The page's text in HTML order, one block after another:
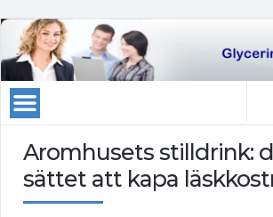
Aromhusets stilldrink:
sättet att kapa